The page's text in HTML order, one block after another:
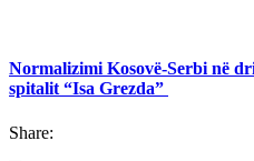
Normalizimi Kosovë-Serbi në
spitalit “Isa Grezda”
Share: